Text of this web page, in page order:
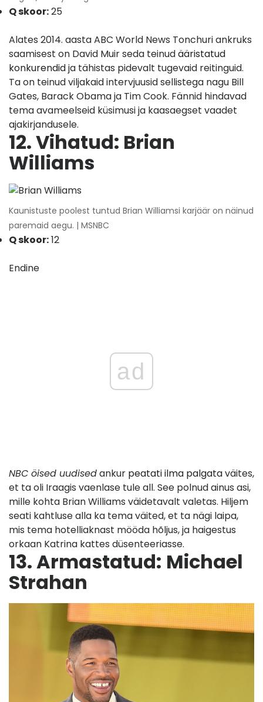
Q skoor:25
Alates 2014. aasta ABC World News Tonchuri ankruks
saamisest on David Muir seda teinudääristatud
konkurendidja tähistas pidevalt tugevaid reitinguid.
Ta on teinud viljakaid intervjuusid sellistega nagu Bill
Gates, Barack Obama ja Tim Cook. Fännid hindavad
tema avameelseid küsimusi ja kaasaegset vaadet
ajakirjandusele.
12. Vihatud: Brian
Williams
Kaunistuste poolest tuntud Brian Williamsi karjäär on näinud
paremaid aegu. | MSNBC
Q skoor:12
Endine
ad
NBC öised uudisedankur peatati ilma palgataväites,
et ta oli Iraagis vaenlase tule all. See polnud ainus asi,
mille kohta Brian Williams väidetavalt valetas. Hiljem
seati kahtluse alla ka tema väited, et ta nägi laipa,
mis tema hotelliaknast mööda hõljus, ja haigestus
orkaan Katrina kattes düsenteeriasse.
13. Armastatud: Michael
Strahan